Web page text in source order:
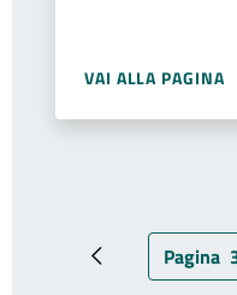
VAI ALLA PAGINA
Pagina Pagina